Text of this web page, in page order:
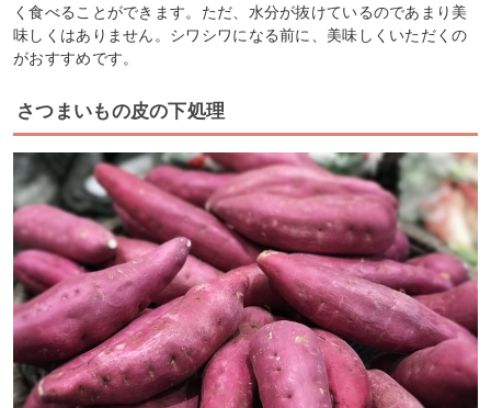
く食べることができます。ただ、水分が抜けているのであまり美
味しくはありません。シワシワになる前に、美味しくいただくの
がおすすめです。
さつまいもの皮の下処理